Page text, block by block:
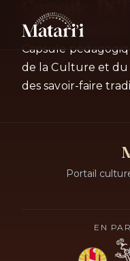
Capsule
traditionnels
Capsule
de la Culture et
des savoir-faire
Portail
EN